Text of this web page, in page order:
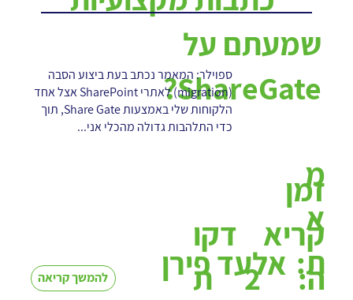
שמעתם על
ShareGate?ספוילר: המאמר נכתב בעת ביצוע הסבה
(migration) לאתרי SharePoint אצל אחד
הלקוחות שלי באמצעות Share Gate, תוך
כדי התלהבות גדולה מהכלי אני...
אלעד פירן
מ
א
ת:
להמשך קריאה
דקו
ת
זמן
קריא
ה:
2